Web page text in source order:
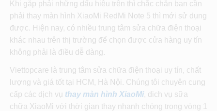
Khi gặp phải những dấu hiệu trên thì chắc chắn bạn cần
phải thay màn hình XiaoMi RedMi Note 5 thì mới sử dụng
được. Hiện nay, có nhiều trung tâm sửa chữa điện thoại
khác nhau trên thị trường để chọn được cửa hàng uy tín
không phải là điều dễ dàng.
Viettopcare là trung tâm sửa chữa điện thoại uy tín, chất
lượng và giá tốt tại HCM, Hà Nội. Chúng tôi chuyên cung
cấp các dịch vụ thay màn hình XiaoMi, dich vụ sữa
chữa XiaoMi với thời gian thay nhanh chóng trong vòng 1